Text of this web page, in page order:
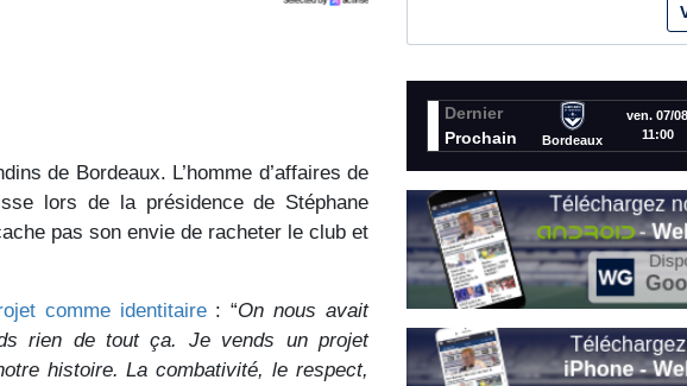
de Bordeaux. L’homme d’affaires de
lors de la présidence de Stéphane
pas son envie de racheter le club et
comme identitaire: “On nous avait
rien de tout ça. Je vends un projet
histoire. La combativité, le respect,
Dernier
Prochain
Bordeaux
ven. 07/08
11:00